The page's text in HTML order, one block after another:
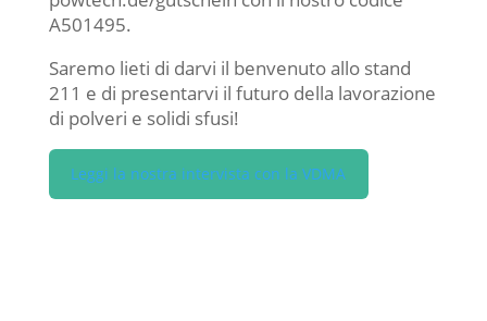
A501495.
Saremo lieti di darvi il benvenuto allo stand
211 e di presentarvi il futuro della lavorazione
di polveri e solidi sfusi!
Leggi la nostra intervista con la VDMA